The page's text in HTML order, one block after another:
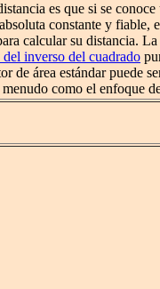
es que si se
constante y fiable,
calcular su distancia.
del inverso del cuadrado
de área estándar puede
como el enfoque